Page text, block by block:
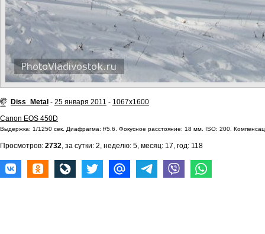
Diss_Metal - 25 января 2011 - 1067x1600
Canon EOS 450D
Выдержка: 1/1250 сек. Диафрагма: f/5.6. Фокусное расстояние: 18 мм. ISO: 200.
Просмотров: 2732, за сутки: 2, неделю: 5, месяц: 17, год: 118